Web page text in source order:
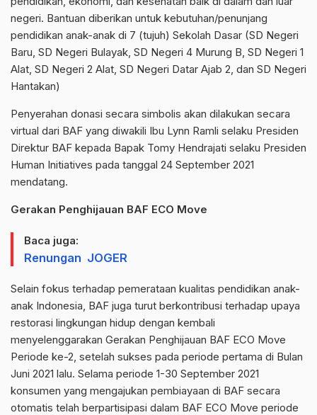
negeri. Bantuan diberikan untuk kebutuhan/penunjang
pendidikan anak-anak di 7 (tujuh) Sekolah Dasar (SD Negeri
Baru, SD Negeri Bulayak, SD Negeri 4 Murung B, SD Negeri 1
Alat, SD Negeri 2 Alat, SD Negeri Datar Ajab 2, dan SD Negeri
Hantakan)
Penyerahan donasi secara simbolis akan dilakukan secara
virtual dari BAF yang diwakili Ibu Lynn Ramli selaku Presiden
Direktur BAF kepada Bapak Tomy Hendrajati selaku Presiden
Human Initiatives pada tanggal 24 September 2021
mendatang.
Gerakan Penghijauan BAF ECO Move
Baca juga:
Renungan JOGER
Selain fokus terhadap pemerataan kualitas pendidikan anak-
anak Indonesia, BAF juga turut berkontribusi terhadap upaya
restorasi lingkungan hidup dengan kembali
menyelenggarakan Gerakan Penghijauan BAF ECO Move
Periode ke-2, setelah sukses pada periode pertama di Bulan
Juni 2021 lalu. Selama periode 1-30 September 2021
konsumen yang mengajukan pembiayaan di BAF secara
otomatis telah berpartisipasi dalam BAF ECO Move periode